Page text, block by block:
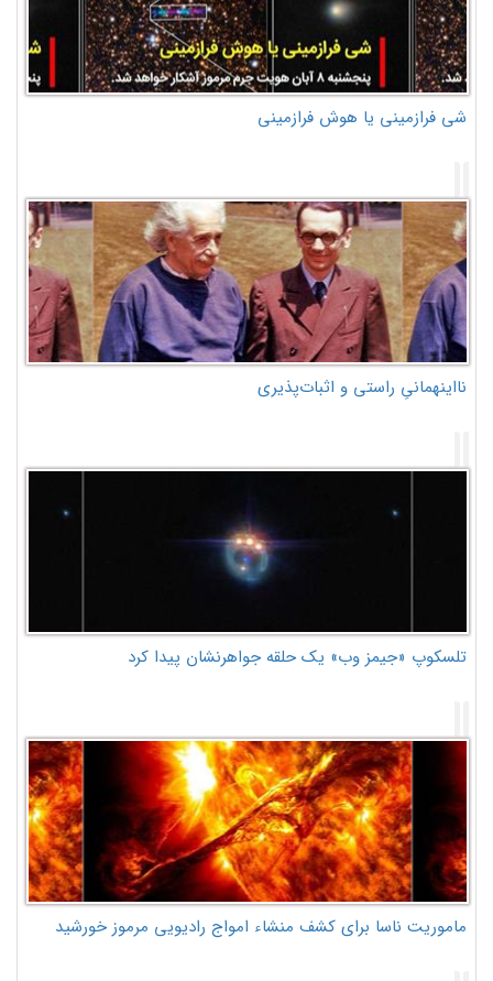
شی فرازمینی یا هوش فرازمینی
نااینهمانیِ راستی و اثبات‌پذیری
تلسکوپ «جیمز وب» یک حلقه جواهرنشان پیدا کرد
ماموریت ناسا برای کشف منشاء امواج رادیویی مرموز خورشید